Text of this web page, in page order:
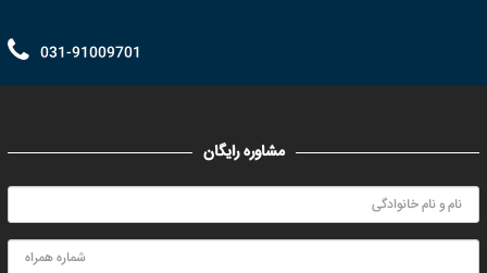
031-91009701
مشاوره رایگان